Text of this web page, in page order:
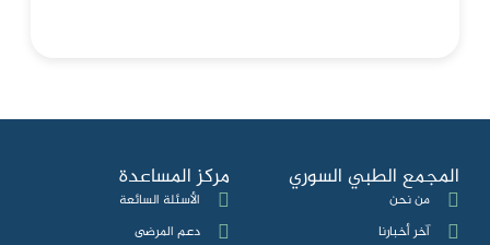
المجمع الطبي السوري
من نحن
آخر أخبارنا
مركز المساعدة
الأسئلة السائعة
دعم المرضى